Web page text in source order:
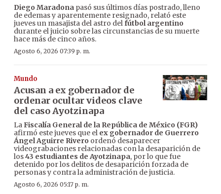
Diego Maradona pasó sus últimos días postrado, lleno
de edemas y aparentemente resignado, relató este
jueves un masajista del astro delfútbol argentino
durante el juicio sobre las circunstancias de su muerte
hace más de cinco años.
Agosto 6, 2026 07:39 p. m.
Mundo
Acusan a ex gobernador de
ordenar ocultar videos clave
del caso Ayotzinapa
LaFiscalía General de la República de México (FGR)
afirmó este jueves que el ex gobernador de Guerrero
Ángel Aguirre Rivero ordenó desaparecer
videograbaciones relacionadas con la desaparición de
los43 estudiantes de Ayotzinapa, por lo que fue
detenido por los delitos de desaparición forzada de
personas y contra la administración de justicia.
Agosto 6, 2026 05:17 p. m.